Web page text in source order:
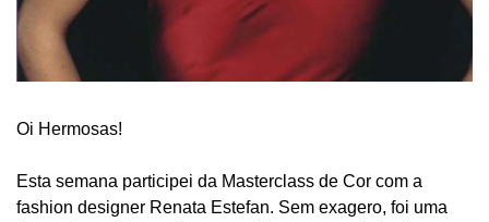
Oi Hermosas!
Esta semana participei da Masterclass de Cor com a
fashion designer Renata Estefan. Sem exagero, foi uma